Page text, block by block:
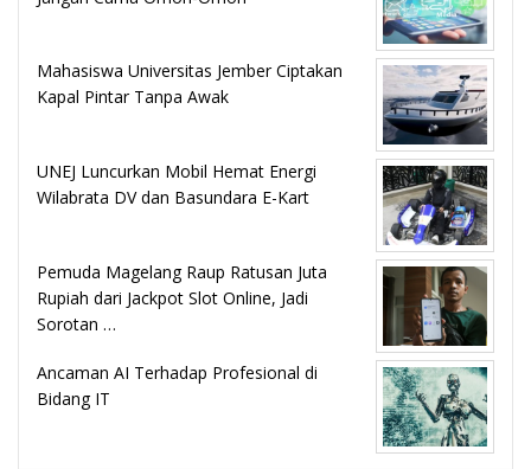
Mahasiswa Universitas Jember Ciptakan
Kapal Pintar Tanpa Awak
UNEJ Luncurkan Mobil Hemat Energi
Wilabrata DV dan Basundara E-Kart
Pemuda Magelang Raup Ratusan Juta
Rupiah dari Jackpot Slot Online, Jadi
Sorotan …
Ancaman AI Terhadap Profesional di
Bidang IT